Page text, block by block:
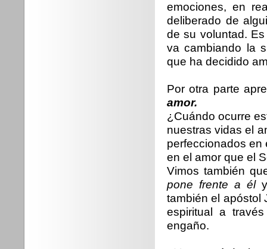
emociones, en
deliberado de
de su voluntad.
va cambiando la
que ha decidido
Por otra parte
amor.
¿Cuándo ocurre
nuestras vidas el
perfeccionados en
en el amor que el
Vimos también
pone frente a ély
también el apóstol
espiritual a
engaño.